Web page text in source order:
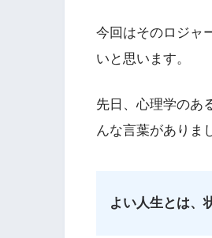
今回はそのロジャ
いと思います。
先日、心理学のあ
んな言葉がありま
よい人生とは、